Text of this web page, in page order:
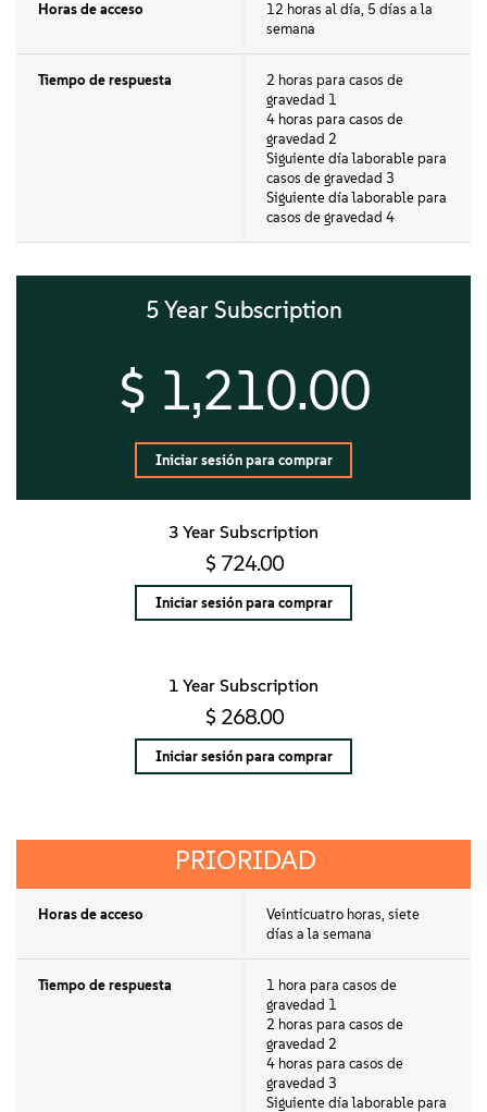
Horas de acceso
12 horas al día, 5 días a la
semana
Tiempo de respuesta
2 horas para casos de
gravedad 1
4 horas para casos de
gravedad 2
Siguiente día laborable para
casos de gravedad 3
Siguiente día laborable para
casos de gravedad 4
5 Year Subscription
$ 1,210.00
Iniciar sesión para comprar
3 Year Subscription
$ 724.00
Iniciar sesión para comprar
1 Year Subscription
$ 268.00
Iniciar sesión para comprar
PRIORIDAD
Horas de acceso
Veinticuatro horas, siete
días a la semana
Tiempo de respuesta
1 hora para casos de
gravedad 1
2 horas para casos de
gravedad 2
4 horas para casos de
gravedad 3
Siguiente día laborable para